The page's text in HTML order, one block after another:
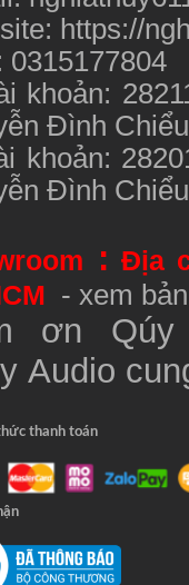
https://
0315177804
khoản:
Đình
khoản:
Đình
: Địa
- xem
ơn
Audio
thanh toán